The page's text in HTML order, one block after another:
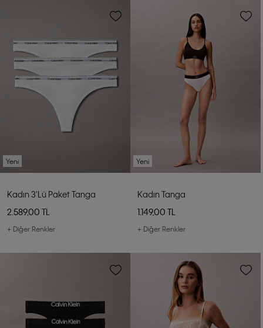
Yeni
Kadın 3'lü Paket Tanga
2.589,00 TL
+ Diğer Renkler
Yeni
Kadın Tanga
1.149,00 TL
+ Diğer Renkler